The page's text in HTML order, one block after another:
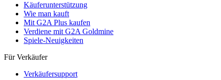
Käuferunterstützung
Wie man kauft
Mit G2A Plus kaufen
Verdiene mit G2A Goldmine
Spiele-Neuigkeiten
Für Verkäufer
Verkäufersupport